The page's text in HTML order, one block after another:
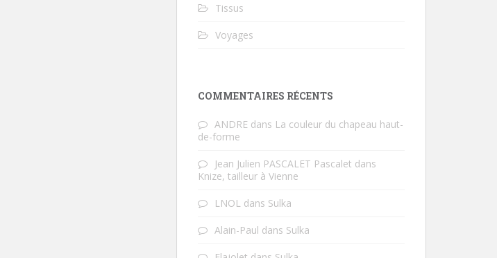
Tissus
Voyages
COMMENTAIRES RÉCENTS
ANDRE dans La couleur du chapeau haut-
de-forme
Jean Julien PASCALET Pascalet dans
Knize, tailleur à Vienne
LNOL dans Sulka
Alain-Paul dans Sulka